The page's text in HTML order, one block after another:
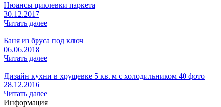
Нюансы циклевки паркета
30.12.2017
Читать далее
Баня из бруса под ключ
06.06.2018
Читать далее
Дизайн кухни в хрущевке 5 кв. м с холодильником 40 фото
28.12.2016
Читать далее
Информация